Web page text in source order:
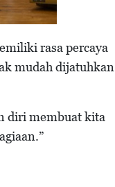
rasa percaya
mudah dijatuhkan
diri membuat kita